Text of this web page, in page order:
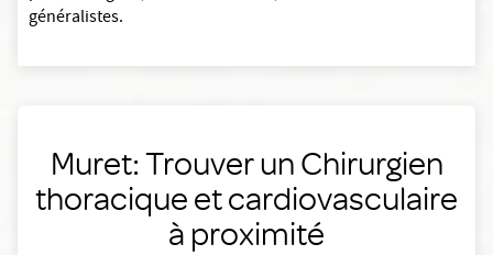
généralistes.
Muret: Trouver un Chirurgien
thoracique et cardiovasculaire
à proximité